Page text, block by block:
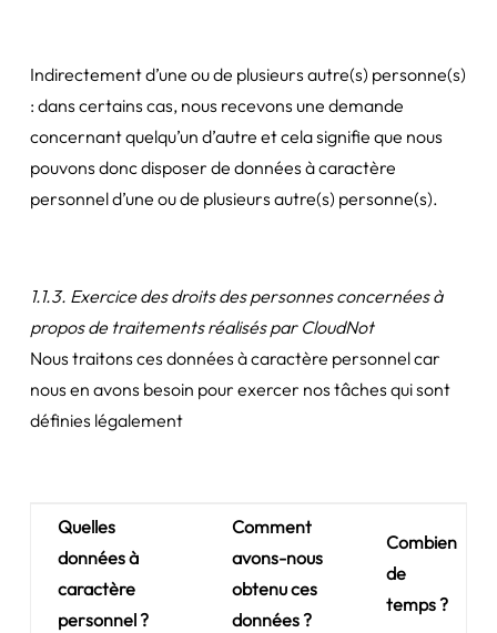
Indirectement d’une ou de plusieurs autre(s) personne(s)
: dans certains cas, nous recevons une demande
concernant quelqu’un d’autre et cela signifie que nous
pouvons donc disposer de données à caractère
personnel d’une ou de plusieurs autre(s) personne(s).
1.1.3. Exercice des droits des personnes concernées à
propos de traitements réalisés par CloudNot
Nous traitons ces données à caractère personnel car
nous en avons besoin pour exercer nos tâches qui sont
définies légalement
Quelles
données à
caractère
personnel ?
Comment
avons-nous
obtenu ces
données ?
Combien
de
temps ?